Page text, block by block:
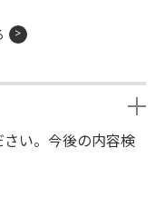
い。今後の内容検